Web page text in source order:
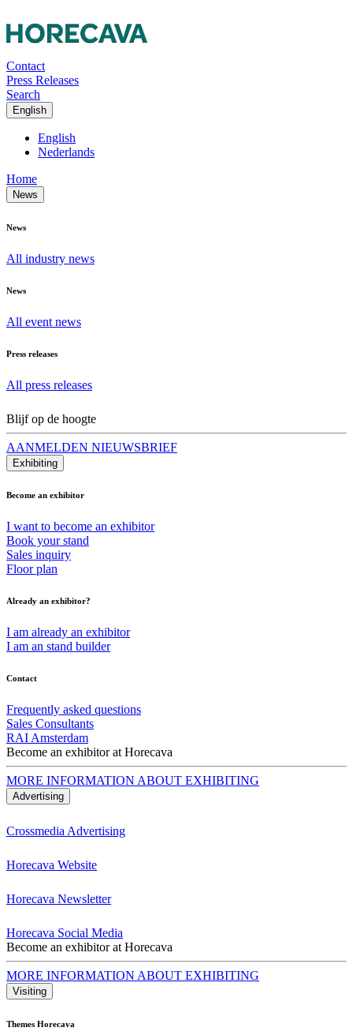
Contact
Press Releases
Search
English
English
Nederlands
Home
News
News
All industry news
News
All event news
Press releases
All press releases
Blijf op de hoogte
AANMELDEN NIEUWSBRIEF
Exhibiting
Become an exhibitor
I want to become an exhibitor
Book your stand
Sales inquiry
Floor plan
Already an exhibitor?
I am already an exhibitor
I am an stand builder
Contact
Frequently asked questions
Sales Consultants
RAI Amsterdam
Become an exhibitor at Horecava
MORE INFORMATION ABOUT EXHIBITING
Advertising
Crossmedia Advertising
Horecava Website
Horecava Newsletter
Horecava Social Media
Become an exhibitor at Horecava
MORE INFORMATION ABOUT EXHIBITING
Visiting
Themes Horecava